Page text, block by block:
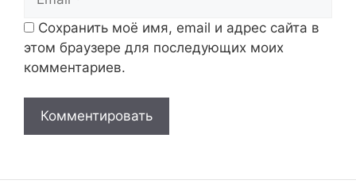
Сохранить моё имя, email и адрес сайта в
этом браузере для последующих моих
комментариев.